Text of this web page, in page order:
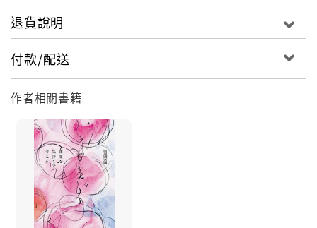
退貨說明
付款/配送
作者相關書籍